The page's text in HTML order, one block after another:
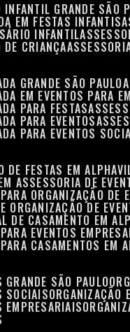
INFANTIL GRANDE SÃO
EM FESTAS INFANTIS
INFANTIL
DE CRIANÇA
GRANDE SÃO PAULO
EM EVENTOS PARA
PARA FESTAS
PARA EVENTOS
PARA EVENTOS
DE FESTAS EM
ASSESSORIA DE
ORGANIZAÇÃO DE
ORGANIZAÇÃO DE
DE CASAMENTO EM
EVENTOS
CASAMENTOS EM
GRANDE SÃO PAULO
SOCIAIS
EMPRESARIAIS